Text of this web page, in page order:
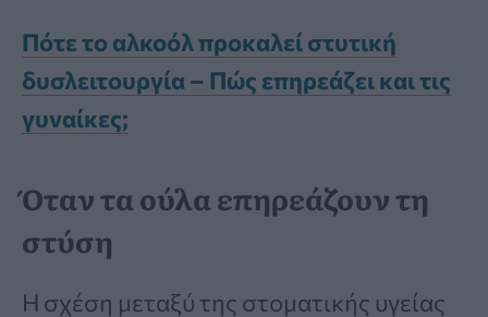
Πότε το αλκοόλ προκαλεί στυτική
δυσλειτουργία – Πώς επηρεάζει και τις
γυναίκες;
Όταν τα ούλα επηρεάζουν τη
στύση
Η σχέση μεταξύ της στοματικής υγείας